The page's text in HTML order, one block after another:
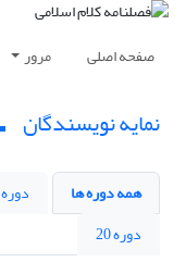
صفحه اصلی مرور
نمایه نویسندگان
همه دوره ها دوره 34
دوره 20